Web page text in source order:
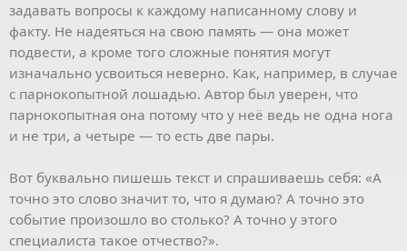
задавать вопросы к каждому написанному слову и
факту. Не надеяться на свою память — она может
подвести, а кроме того сложные понятия могут
изначально усвоиться неверно. Как, например, в случае
с парнокопытной лошадью. Автор был уверен, что
парнокопытная она потому что у неё ведь не одна нога
и не три, а четыре — то есть две пары.
Вот буквально пишешь текст и спрашиваешь себя: «А
точно это слово значит то, что я думаю? А точно это
событие произошло во столько? А точно у этого
специалиста такое отчество?».